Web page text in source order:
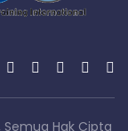
Semua Hak Cipta